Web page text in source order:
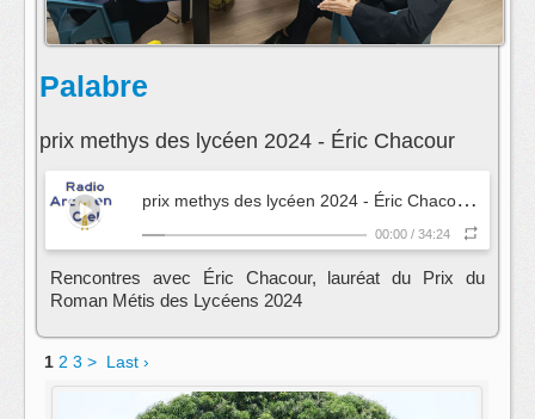
Palabre
prix methys des lycéen 2024 - Éric Chacour
p
rix methys des lycéen 2024 - Éric Chacour
00:00 / 34:24
Rencontres avec Éric Chacour, lauréat du Prix du
Roman Métis des Lycéens 2024
1 2 3 > Last ›